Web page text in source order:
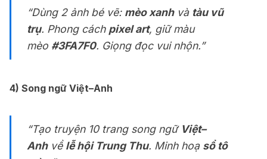
“Dùng 2 ảnh bé vẽ: mèo xanhvà tàu vũ
trụ. Phong cách pixel art, giữ màu
mèo #3FA7F0. Giọng đọc vui nhộn.”
4) Song ngữ Việt–Anh
“Tạo truyện 10 trang song ngữ Việt–
Anhvềlễ hội Trung Thu. Minh hoạ sổ tô